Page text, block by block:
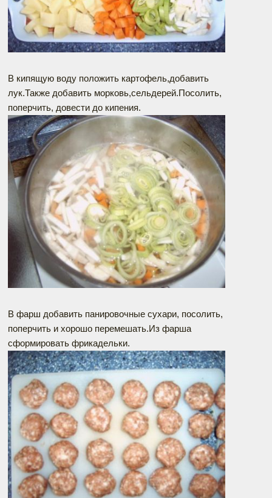
В кипящую воду положить картофель,добавить
лук.Также добавить морковь,сельдерей.Посолить,
поперчить, довести до кипения.
В фарш добавить панировочные сухари, посолить,
поперчить и хорошо перемешать.Из фарша
сформировать фрикадельки.